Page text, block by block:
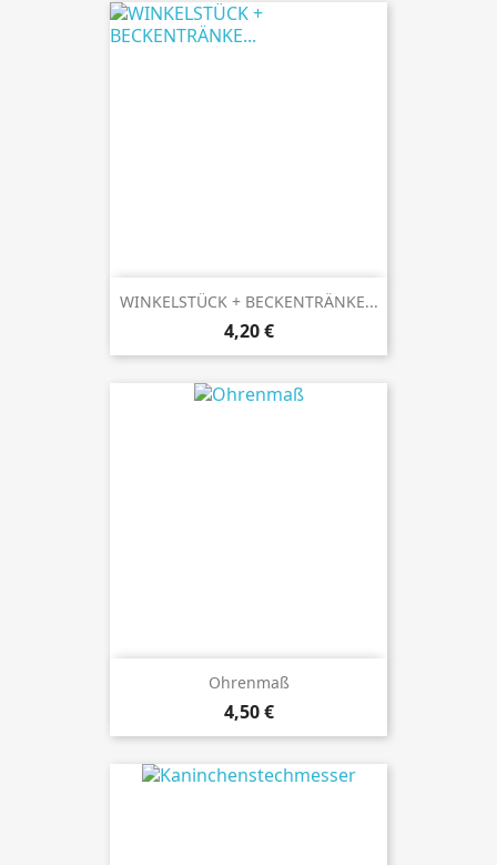
WINKELSTÜCK + BECKENTRÄNKE...
Preis
4,20 €
Ohrenmaß
Preis
4,50 €